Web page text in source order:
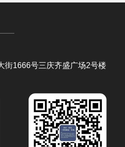
街1666号三庆齐盛广场2号楼